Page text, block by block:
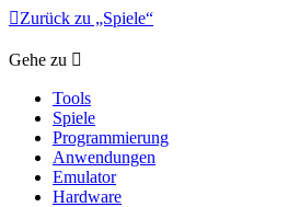
Zurück zu „Spiele“
Gehe zu
Tools
Spiele
Programmierung
Anwendungen
Emulator
Hardware